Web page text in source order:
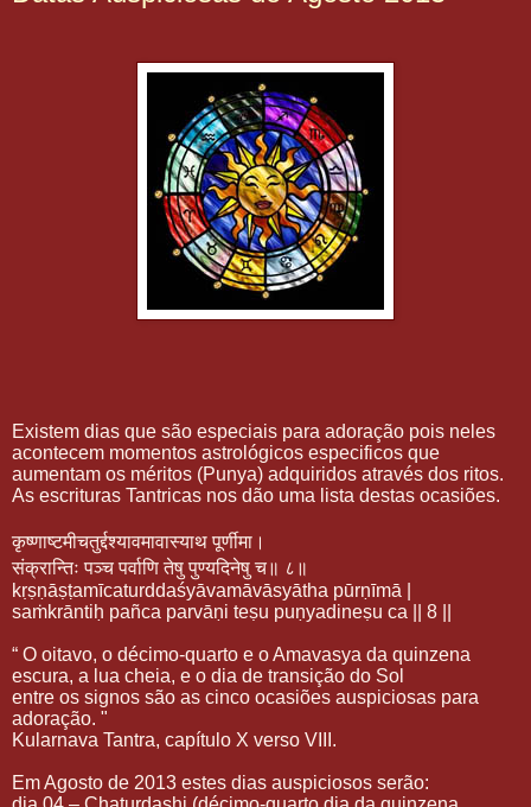
Existem dias que são especiais para adoração pois neles
acontecem momentos astrológicos especificos que
aumentam os méritos (Punya) adquiridos através dos ritos.
As escrituras Tantricas nos dão uma lista destas ocasiões.
कृष्णाष्टमीचतुर्द्दश्यावमावास्याथपूर्णीमा।
संक्रान्तिः पञ्चपर्वाणितेषुपुण्यदिनेषुच॥ ८॥
kṛṣṇāṣṭamīcaturddaśyāvamāvāsyātha pūrṇīmā |
saṁkrāntiḥ pañca parvāṇi teṣu puṇyadineṣu ca || 8 ||
“ O oitavo, o décimo-quarto e o Amavasya da quinzena
escura, a lua cheia, e o dia de transição do Sol
entre os signos são as cinco ocasiões auspiciosas para
adoração. "
Kularnava Tantra, capítulo X verso VIII.
Em Agosto de 2013 estes dias auspiciosos serão: